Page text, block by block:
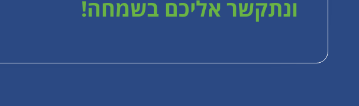
ונתקשר אליכם בשמחה!